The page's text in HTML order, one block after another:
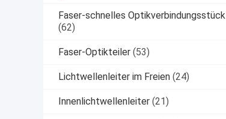
Faser-schnelles Optikverbindungsstück
(62)
Faser-Optikteiler (53)
Lichtwellenleiter im Freien (24)
Innenlichtwellenleiter (21)